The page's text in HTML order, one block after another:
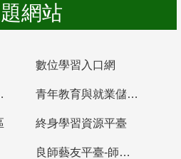
網站
數位學習入口網
書櫃 青年教育與就業儲蓄帳戶
終身學習資源平臺
良師藝友平臺-師資培育整合平臺